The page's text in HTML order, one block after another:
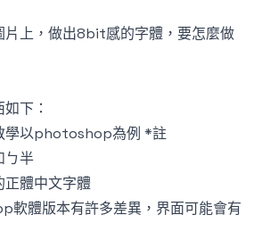
片上，做出8bit感的字體，要怎麼做
下：
學以photoshop為例 *註
ㄅ半
體中文字體
體版本有許多差異，界面可能會有